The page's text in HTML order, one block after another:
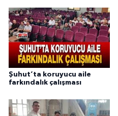
Şuhut’ta koruyucu aile
farkındalık çalışması